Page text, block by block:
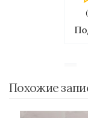
Похожие